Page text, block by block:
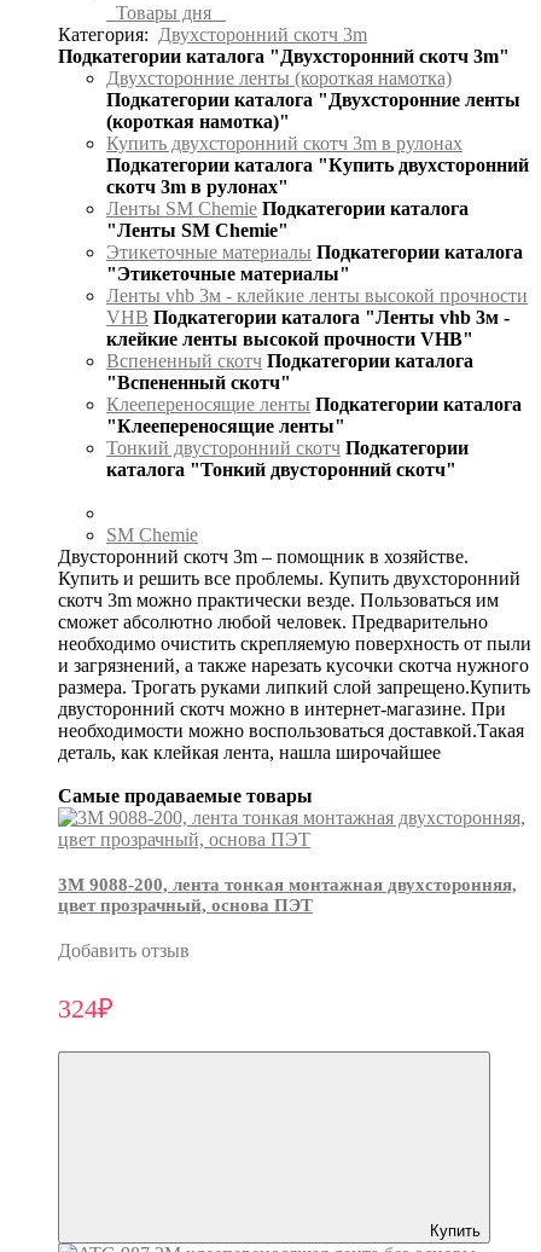
Товары дня
Категория:
Двухсторонний скотч 3m
Подкатегории каталога "Двухсторонний скотч 3m"
Двухсторонние ленты (короткая намотка)
Подкатегории каталога "Двухсторонние ленты
(короткая намотка)"
Купить двухсторонний скотч 3m в рулонах
Подкатегории каталога "Купить двухсторонний
скотч 3m в рулонах"
Ленты SM Chemie Подкатегории каталога
"Ленты SM Chemie"
Этикеточные материалы Подкатегории каталога
"Этикеточные материалы"
Ленты vhb 3м - клейкие ленты высокой прочности
VHB Подкатегории каталога "Ленты vhb 3м -
клейкие ленты высокой прочности VHB"
Вспененный скотч Подкатегории каталога
"Вспененный скотч"
Клеепереносящие ленты Подкатегории каталога
"Клеепереносящие ленты"
Тонкий двусторонний скотч Подкатегории
каталога "Тонкий двусторонний скотч"
SM Chemie
Двусторонний скотч 3m – помощник в хозяйстве.
Купить и решить все проблемы. Купить двухсторонний
скотч 3m можно практически везде. Пользоваться им
сможет абсолютно любой человек. Предварительно
необходимо очистить скрепляемую поверхность от пыли
и загрязнений, а также нарезать кусочки скотча нужного
размера. Трогать руками липкий слой запрещено.Купить
двусторонний скотч можно в интернет-магазине. При
необходимости можно воспользоваться доставкой.Такая
деталь, как клейкая лента, нашла широчайшее
Самые продаваемые товары
3М 9088-200, лента тонкая монтажная двухсторонняя,
цвет прозрачный, основа ПЭТ
Добавить отзыв
324₽
Купить